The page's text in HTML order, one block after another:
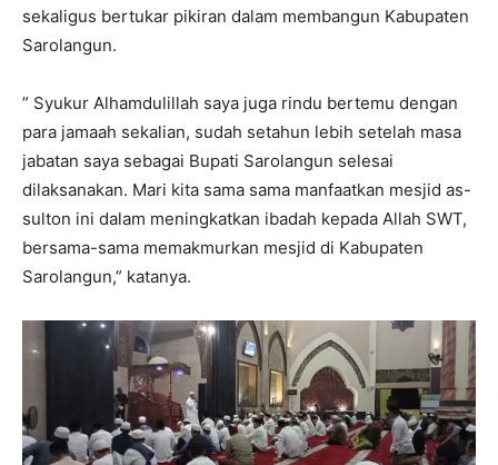
sekaligus bertukar pikiran dalam membangun Kabupaten
Sarolangun.
” Syukur Alhamdulillah saya juga rindu bertemu dengan
para jamaah sekalian, sudah setahun lebih setelah masa
jabatan saya sebagai Bupati Sarolangun selesai
dilaksanakan. Mari kita sama sama manfaatkan mesjid as-
sulton ini dalam meningkatkan ibadah kepada Allah SWT,
bersama-sama memakmurkan mesjid di Kabupaten
Sarolangun,” katanya.